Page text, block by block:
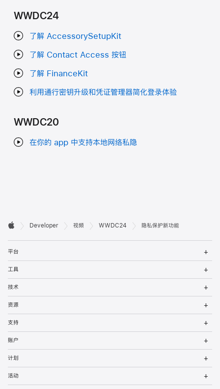
WWDC24
了解 AccessorySetupKit
了解 Contact Access 按钮
了解 FinanceKit
利用通行密钥升级和凭证管理器简化登录体验
WWDC20
在你的 app 中支持本地网络私隐
开
发
者
页
脚

Developer 视频 WWDC24 隐私保护新功能
平台
菜
工具
菜
技术
菜
资源
菜
支持
菜
账户
菜
计划
菜
活动
菜